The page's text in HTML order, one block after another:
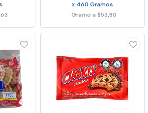
x 460 Gramos
Gramo a $53,80